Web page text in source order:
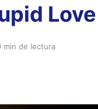
min de lectura